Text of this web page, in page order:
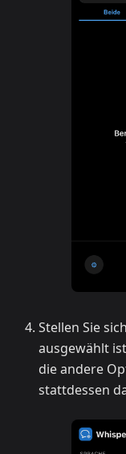
Stellen Sie
ausgewählt
die andere
stattdessen